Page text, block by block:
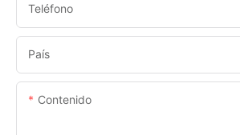
Teléfono
País
Contenido